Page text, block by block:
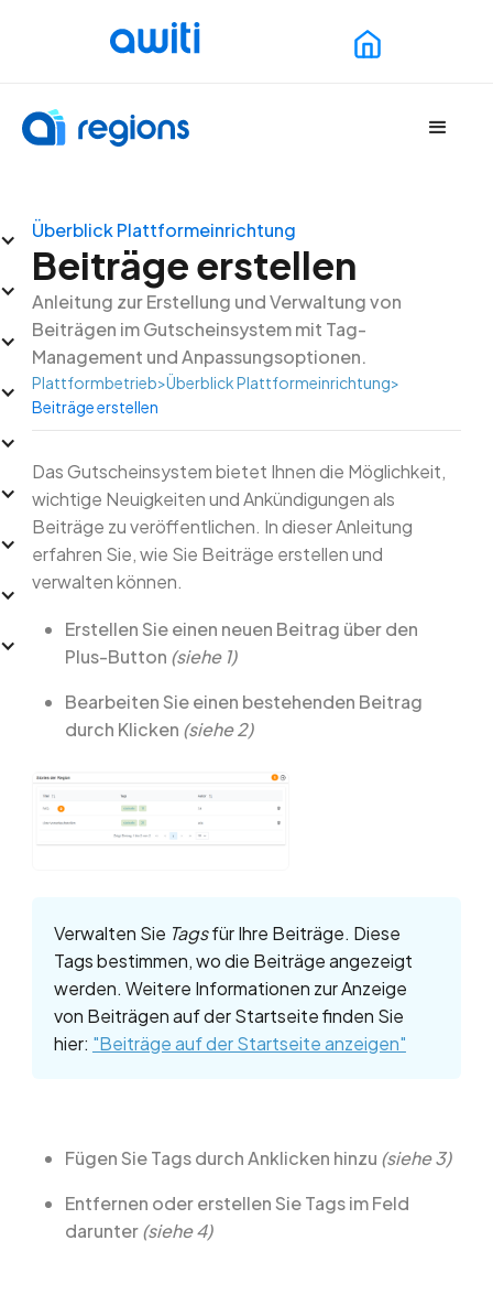
Überblick Plattformeinrichtung
Beiträge erstellen
Anleitung zur Erstellung und Verwaltung von
Beiträgen im Gutscheinsystem mit Tag-
Management und Anpassungsoptionen.
Plattformbetrieb>Überblick Plattformeinrichtung>
Beiträge erstellen
Das Gutscheinsystem bietet Ihnen die Möglichkeit,
wichtige Neuigkeiten und Ankündigungen als
Beiträge zu veröffentlichen. In dieser Anleitung
erfahren Sie, wie Sie Beiträge erstellen und
verwalten können.
Erstellen Sie einen neuen Beitrag über den
Plus-Button (siehe 1)
Bearbeiten Sie einen bestehenden Beitrag
durch Klicken (siehe 2)
Verwalten Sie Tagsfür Ihre Beiträge. Diese
Tags bestimmen, wo die Beiträge angezeigt
werden. Weitere Informationen zur Anzeige
von Beiträgen auf der Startseite finden Sie
hier: "Beiträge auf der Startseite anzeigen"
Fügen Sie Tags durch Anklicken hinzu (siehe 3)
Entfernen oder erstellen Sie Tags im Feld
darunter(siehe 4)